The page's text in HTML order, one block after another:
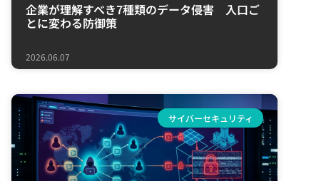
企業が理解すべき7種類のデータ侵害 入口ご
とに変わる防御策
2026.06.07
サイバーセキュリティ